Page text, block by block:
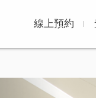
線上預約
Previous